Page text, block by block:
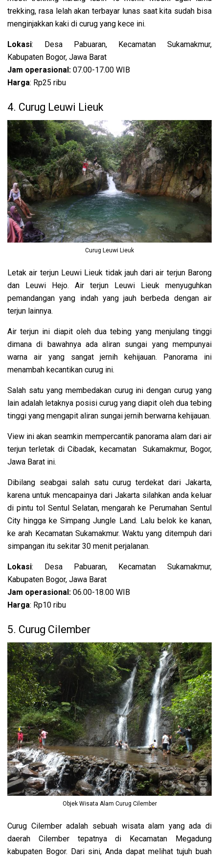
trekking, rasa lelah akan terbayar lunas saat kita sudah bisa
menginjakkan kaki di curug yang kece ini.
Lokasi: Desa Pabuaran, Kecamatan Sukamakmur,
Kabupaten Bogor, Jawa Barat
Jam operasional: 07.00-17.00 WIB
Harga: Rp25 ribu
4. Curug Leuwi Lieuk
Curug Leuwi Lieuk
Letak air terjun Leuwi Lieuk tidak jauh dari air terjun Barong
dan Leuwi Hejo. Air terjun Leuwi Lieuk menyuguhkan
pemandangan yang indah yang jauh berbeda dengan air
terjun lainnya.
Air terjun ini diapit oleh dua tebing yang menjulang tinggi
dimana di bawahnya ada aliran sungai yang mempunyai
warna air yang sangat jernih kehijauan. Panorama ini
menambah kecantikan curug ini.
Salah satu yang membedakan curug ini dengan curug yang
lain adalah letaknya posisi curug yang diapit oleh dua tebing
tinggi yang mengapit aliran sungai jernih berwarna kehijauan.
View ini akan seamkin mempercantik panorama alam dari air
terjun terletak di Cibadak, kecamatan Sukamakmur, Bogor,
Jawa Barat ini.
Dibilang seabgai salah satu curug terdekat dari Jakarta,
karena untuk mencapainya dari Jakarta silahkan anda keluar
di pintu tol Sentul Selatan, mengarah ke Perumahan Sentul
City hingga ke Simpang Jungle Land. Lalu belok ke kanan,
ke arah Kecamatan Sukamakmur. Waktu yang ditempuh dari
simpangan itu sekitar 30 menit perjalanan.
Lokasi: Desa Pabuaran, Kecamatan Sukamakmur,
Kabupaten Bogor, Jawa Barat
Jam operasional: 06.00-18.00 WIB
Harga: Rp10 ribu
5. Curug Cilember
Objek Wisata Alam Curug Cilember
Curug Cilember adalah sebuah wisata alam yang ada di
daerah Cilember tepatnya di Kecamatan Megadung
kabupaten Bogor. Dari sini, Anda dapat melihat tujuh buah